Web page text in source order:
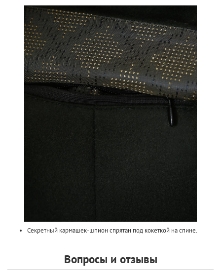
Секретный кармашек-шпион спрятан под кокеткой на спине.
Вопросы и отзывы